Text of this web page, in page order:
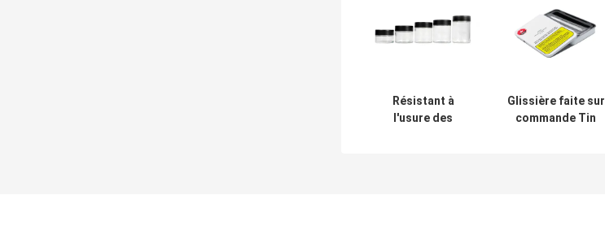
Résistant à
l'usure des
Glissière faite sur
commande Tin